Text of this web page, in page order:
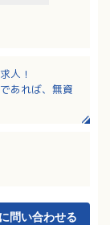
人！
あれば、無資
財形貯蓄制度
問い合わせる